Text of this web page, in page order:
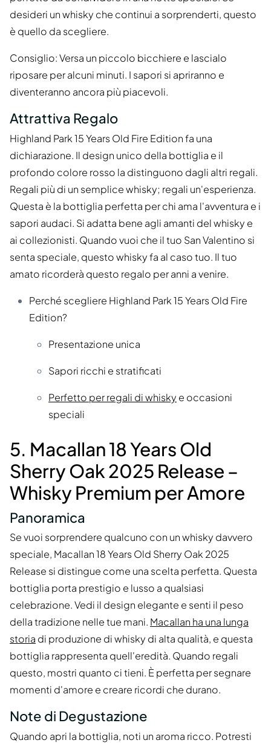
desideri un whisky che continui a sorprenderti, questo
è quello da scegliere.
Consiglio: Versa un piccolo bicchiere e lascialo
riposare per alcuni minuti. I sapori si apriranno e
diventeranno ancora più piacevoli.
Attrattiva Regalo
Highland Park 15 Years Old Fire Edition fa una
dichiarazione. Il design unico della bottiglia e il
profondo colore rosso la distinguono dagli altri regali.
Regali più di un semplice whisky; regali un'esperienza.
Questa è la bottiglia perfetta per chi ama l'avventura e i
sapori audaci. Si adatta bene agli amanti del whisky e
ai collezionisti. Quando vuoi che il tuo San Valentino si
senta speciale, questo whisky fa al caso tuo. Il tuo
amato ricorderà questo regalo per anni a venire.
Perché scegliere Highland Park 15 Years Old Fire
Edition?
Presentazione unica
Sapori ricchi e stratificati
Perfetto per regali di whisky e occasioni
speciali
5. Macallan 18 Years Old
Sherry Oak 2025 Release –
Whisky Premium per Amore
Panoramica
Se vuoi sorprendere qualcuno con un whisky davvero
speciale, Macallan 18 Years Old Sherry Oak 2025
Release si distingue come una scelta perfetta. Questa
bottiglia porta prestigio e lusso a qualsiasi
celebrazione. Vedi il design elegante e senti il peso
della tradizione nelle tue mani. Macallan ha una lunga
storia di produzione di whisky di alta qualità, e questa
bottiglia rappresenta quell'eredità. Quando regali
questo, mostri quanto ci tieni. È perfetta per segnare
momenti d'amore e creare ricordi che durano.
Note di Degustazione
Quando apri la bottiglia, noti un aroma ricco. Potresti